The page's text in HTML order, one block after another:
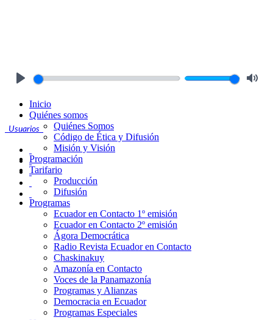
Usuarios
Inicio
Quiénes somos
Quiénes Somos
Código de Ética y Difusión
Misión y Visión
Programación
Tarifario
Producción
Difusión
Programas
Ecuador en Contacto 1º emisión
Ecuador en Contacto 2º emisión
Ágora Democrática
Radio Revista Ecuador en Contacto
Chaskinakuy
Amazonía en Contacto
Voces de la Panamazonía
Programas y Alianzas
Democracia en Ecuador
Programas Especiales